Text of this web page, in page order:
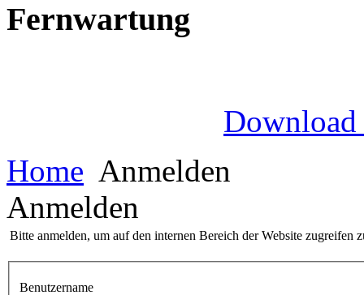
Fernwartung
Download
Home Anmelden
Anmelden
Bitte anmelden, um auf den internen Bereich der Website zugreifen
Benutzername